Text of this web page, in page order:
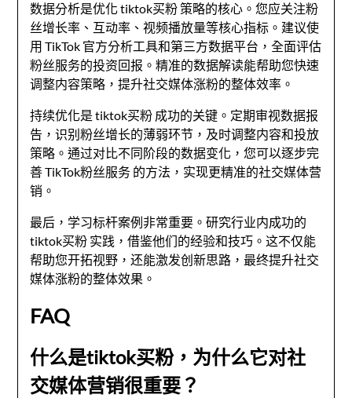
数据分析是优化 tiktok买粉 策略的核心。您应关注粉
丝增长率、互动率、视频播放量等核心指标。建议使
用 TikTok 官方分析工具和第三方数据平台，全面评估
粉丝服务的投资回报。精准的数据解读能帮助您快速
调整内容策略，提升社交媒体涨粉的整体效率。
持续优化是 tiktok买粉 成功的关键。定期审视数据报
告，识别粉丝增长的薄弱环节，及时调整内容和投放
策略。通过对比不同阶段的数据变化，您可以逐步完
善 TikTok粉丝服务 的方法，实现更精准的社交媒体营
销。
最后，学习标杆案例非常重要。研究行业内成功的
tiktok买粉 实践，借鉴他们的经验和技巧。这不仅能
帮助您开拓视野，还能激发创新思路，最终提升社交
媒体涨粉的整体效果。
FAQ
什么是tiktok买粉，为什么它对社
交媒体营销很重要？